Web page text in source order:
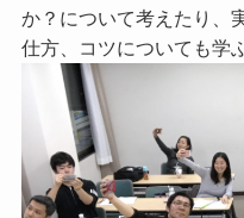
か？について考えたり、
仕方、コツについても学